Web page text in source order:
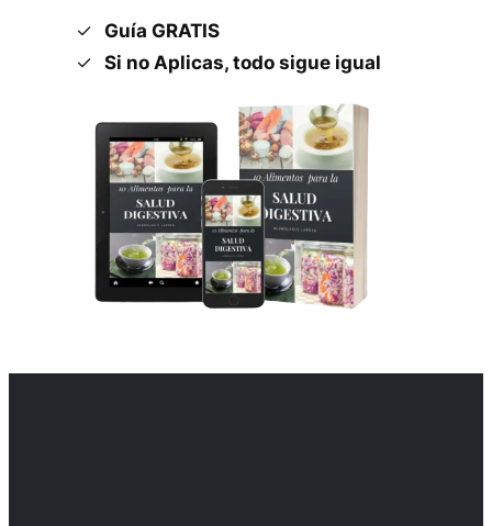
Guía GRATIS
Si no Aplicas, todo sigue igual